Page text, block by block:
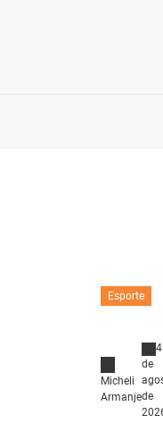
Esporte
Micheli
Armanje
4
de
de